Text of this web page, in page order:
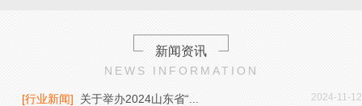
新闻资讯
NEWS INFORMATION
[行业新闻] 关于举办2024山东省“... 2024-11-12